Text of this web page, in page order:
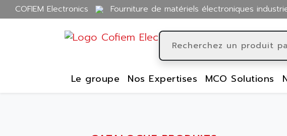
COFIEM Electronics Fourniture de matériels électroniques
Le groupe Nos Expertises MCO Solutions